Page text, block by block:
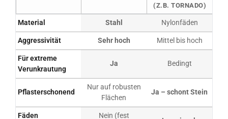
(Z.B. TORNADO)
Material Stahl Nylonfäden
Aggressivität Sehr hoch Mittel bis hoch
Für extreme
Verunkrautung
Ja Bedingt
Pflasterschonend
Nur auf robusten
Flächen
Ja – schont Stein
Fäden Nein (fest